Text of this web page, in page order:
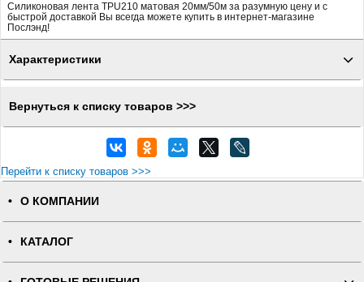
Силиконовая лента TPU210 матовая 20мм/50м за разумную цену и с
быстрой доставкой Вы всегда можете купить в интернет-магазине
Послэнд!
Характеристики
Вернуться к списку товаров >>>
Перейти к списку товаров >>>
О КОМПАНИИ
КАТАЛОГ